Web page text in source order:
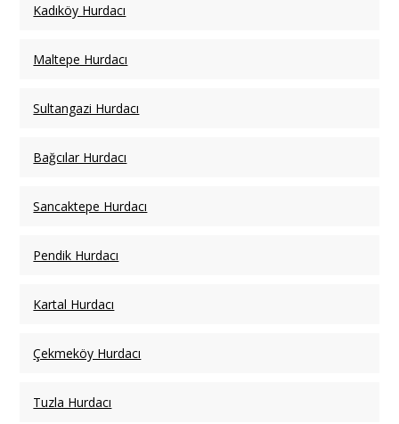
Kadıköy Hurdacı
Maltepe Hurdacı
Sultangazi Hurdacı
Bağcılar Hurdacı
Sancaktepe Hurdacı
Pendik Hurdacı
Kartal Hurdacı
Çekmeköy Hurdacı
Tuzla Hurdacı